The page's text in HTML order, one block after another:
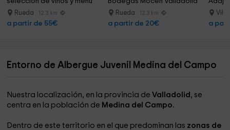
Rueda 12.3 km
a partir de 55€
Rueda 12.3 km
a partir de 20€ a
Entorno de Albergue Juvenil Medina del Campo
Nuestra localización, en la provincia deValladolid , se
centra en la población de Medina del Campo.
Dentro de este territorio en el que predominan las zonas de